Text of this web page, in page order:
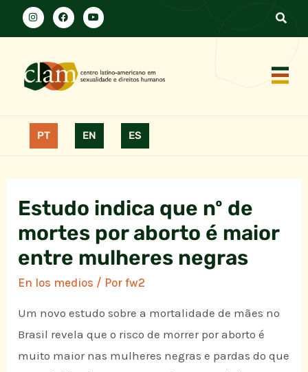
PT EN ES
Estudo indica que nº de
mortes por aborto é maior
entre mulheres negras
En los medios / Porfw2
Um novo estudo sobre a mortalidade de mães no
Brasil revela que o risco de morrer por aborto é
muito maior nas mulheres negras e pardas do que